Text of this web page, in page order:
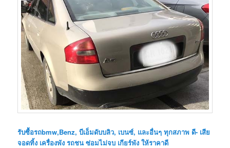
รับซื้อรถbmw,Benz, บีเอ็มดับบลิว, เบนซ์, และอื่นๆ ทุกสภาพ ดี- เสีย
จอดทิ้ง เครื่องพัง รถชน ซ่อมไม่จบ เกียร์พัง ให้ราคาดี